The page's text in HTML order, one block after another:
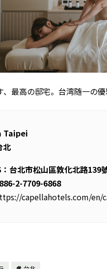
最高の邸宅。台湾随一の
Taipei
北
：台北市松山區敦化北路139
2-7709-6868
capellahotels.com/en/